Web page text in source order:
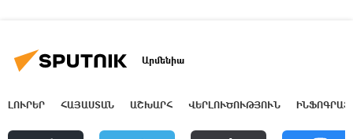
Արմենիա
ԼՈՒՐԵՐ ՀԱՅԱՍՏԱՆ ԱՇԽԱՐՀ ՎԵՐԼՈՒԾՈՒԹՅՈՒՆ